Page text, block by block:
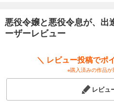
悪役令嬢と悪役令息が、
ーザーレビュー
＼ レビュー投稿でポ
※購入済みの作品
レビュ